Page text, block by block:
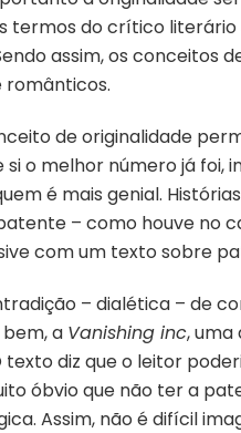
termos do crítico
assim, os conceitos
de originalidade
o melhor número já foi,
é mais genial.
– como houve no
com um texto sobre
– dialética – de
a Vanishing inc, uma
diz que o leitor
óbvio que não ter a
Assim, não é difícil